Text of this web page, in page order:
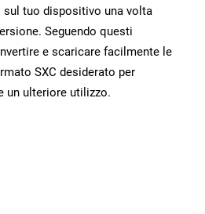
sul tuo dispositivo una volta
Seguendo questi
e scaricare facilmente le
SXC desiderato per
un ulteriore utilizzo.